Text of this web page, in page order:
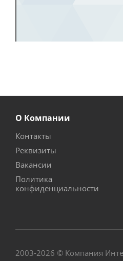
О Компании
Контакты
Реквизиты
Вакансии
Политика
конфиденциальности
2003-2026 © Компания